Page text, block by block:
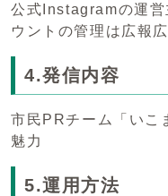
公式Instagramの運営
ウントの管理は広報
4.発信内容
市民PRチーム「いこ
魅力
5.運用方法